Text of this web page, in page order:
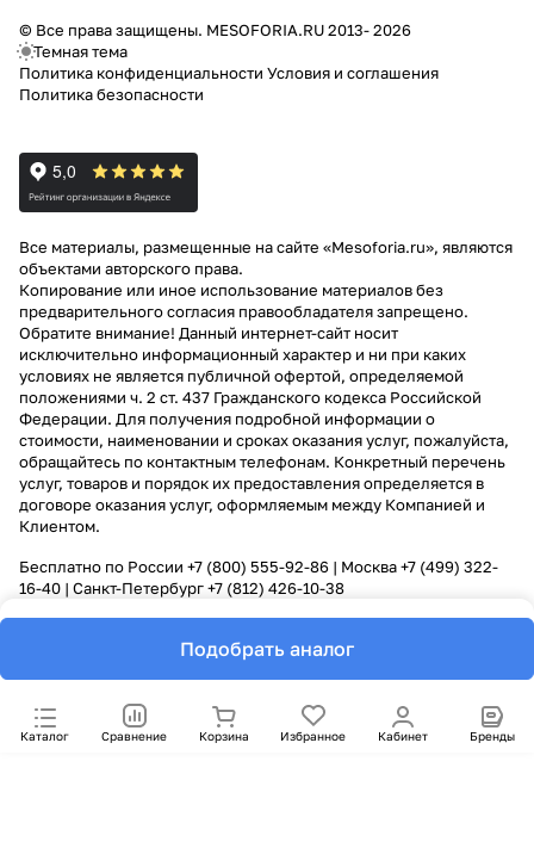
Подобрать аналог
Каталог Сравнение Корзина Избранное Кабинет Бренды
© Все права защищены. MESOFORIA.RU 2013- 2026
Темная тема
Политика конфиденциальности Условия и соглашения
Политика безопасности
Все материалы, размещенные на сайте «Mesoforia.ru», являются
объектами авторского права.
Копирование или иное использование материалов без
предварительного согласия правообладателя запрещено.
Обратите внимание! Данный интернет-сайт носит
исключительно информационный характер и ни при каких
условиях не является публичной офертой, определяемой
положениями ч. 2 ст. 437 Гражданского кодекса Российской
Федерации. Для получения подробной информации о
стоимости, наименовании и сроках оказания услуг, пожалуйста,
обращайтесь по контактным телефонам. Конкретный перечень
услуг, товаров и порядок их предоставления определяется в
договоре оказания услуг, оформляемым между Компанией и
Клиентом.
Бесплатно по России +7 (800) 555-92-86 | Москва+7 (499) 322-
16-40 | Санкт-Петербург+7 (812) 426-10-38